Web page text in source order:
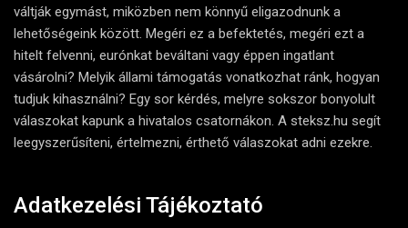
váltják egymást, miközben nem könnyű eligazodnunk a
lehetőségeink között. Megéri ez a befektetés, megéri ezt a
hitelt felvenni, eurónkat beváltani vagy éppen ingatlant
vásárolni? Melyik állami támogatás vonatkozhat ránk, hogyan
tudjuk kihasználni? Egy sor kérdés, melyre sokszor bonyolult
válaszokat kapunk a hivatalos csatornákon. A steksz.hu segít
leegyszerűsíteni, értelmezni, érthető válaszokat adni ezekre.
Adatkezelési Tájékoztató